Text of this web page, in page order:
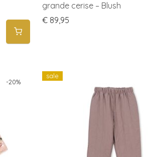
through € 69,95
grande cerise – Blush
€89,95
-20%
sale